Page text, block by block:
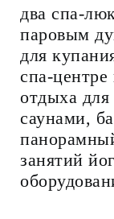
два спа-
паровым
для
спа-
отдыха
саунами,
занятий